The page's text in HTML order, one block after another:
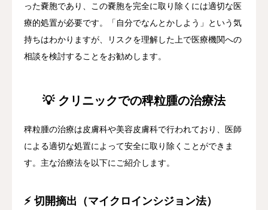
った嚢胞であり、この嚢胞を完全に取り除くには適切な医
療的処置が必要です。「自分でなんとかしよう」という気
持ちはわかりますが、リスクを理解した上で医療機関への
相談を検討することをお勧めします。
💡 クリニックでの稗粒腫の治療法
稗粒腫の治療は皮膚科や美容皮膚科で行われており、医師
による適切な処置によって安全に取り除くことができま
す。主な治療法を以下にご紹介します。
⚡ 切開摘出（マイクロインシジョン法）